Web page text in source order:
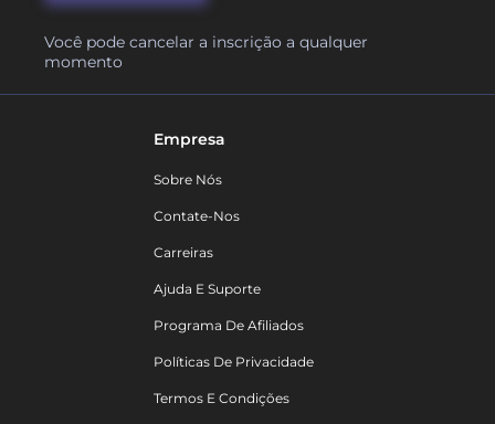
Você pode cancelar a inscrição a qualquer
momento
Empresa
Sobre Nós
Contate-Nos
Carreiras
Ajuda E Suporte
Programa De Afiliados
Políticas De Privacidade
Termos E Condições